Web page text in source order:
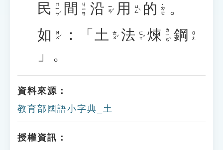
民 ㄇㄧㄣˊ 間 ㄐㄧㄢ 沿 ㄧㄢˊ 用 ㄩㄥˋ 的 ˙ㄉㄜ 。
如 ㄖㄨˊ ：「 土 ㄊㄨˇ 法 ㄈㄚˇ 煉 ㄌㄧㄢˋ 鋼 ㄍㄤ
」。
資料來源：
教育部國語小字典_土
授權資訊：